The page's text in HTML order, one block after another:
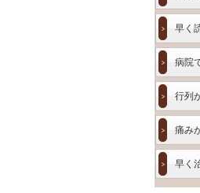
早く
病院
行列
痛み
早く